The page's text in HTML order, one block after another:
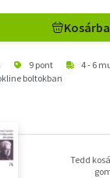
Kosárba
9 pont
4 - 6
boltokban
Tedd